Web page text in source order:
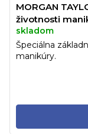
MORGAN
životnosti
skladom
Špeciálna
manikúry.